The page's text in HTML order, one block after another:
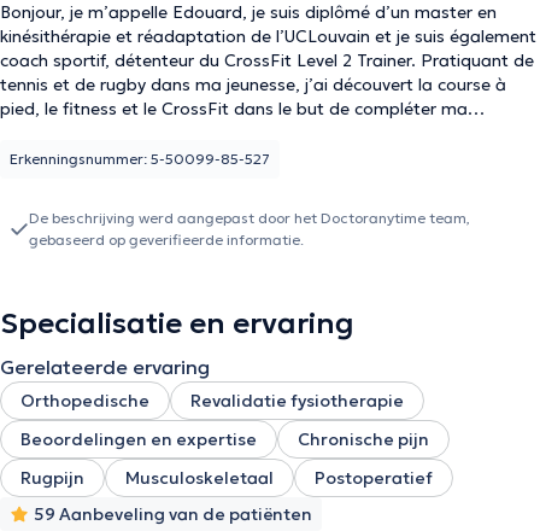
Bonjour, je m’appelle Edouard, je suis diplômé d’un master en
kinésithérapie et réadaptation de l’UCLouvain et je suis également
coach sportif, détenteur du CrossFit Level 2 Trainer. Pratiquant de
tennis et de rugby dans ma jeunesse, j’ai découvert la course à
pied, le fitness et le CrossFit dans le but de compléter ma
éducation physique j’ai également pratiqué une multitude d’autres
m’ont conduit vers des kinésithérapeutes qui m’ont donné goût à
ce métier. Dès lors j’ai pris pour passion le mouvement, la
général et je me suis spécialisé dans la prise en charge des
blessure musculaire,…) et en particulier des pathologies du sportif
grâce à la formation KinéSport Expert. Au cours de cette
formation, je me suis également formé de façon plus approfondie
en thérapie manuelle. Je consulte en cabinet ainsi qu’à domicile..
Je me ferai un plaisir de vous maintenir en mouvement grâce à un
bilan précis et un traitement de kinésithérapie adapté à vos
besoins et à vos objectifs.
Erkenningsnummer: 5-50099-85-527
De beschrijving werd aangepast door het Doctoranytime team,
gebaseerd op geverifieerde informatie.
Specialisatie en ervaring
Gerelateerde ervaring
Orthopedische
Revalidatie fysiotherapie
Beoordelingen en expertise
Chronische pijn
Rugpijn
Musculoskeletaal
Postoperatief
59 Aanbeveling van de patiënten